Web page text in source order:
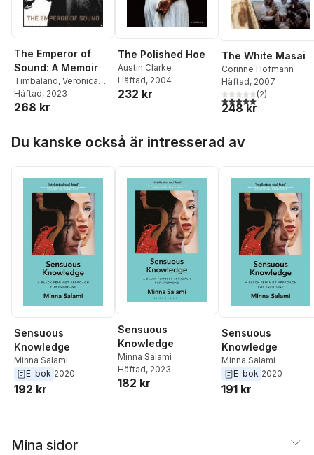
The Emperor of
Sound: A Memoir
Timbaland, Veronica
Chambers
Häftad, 2023
268 kr
The Polished Hoe
Austin Clarke
Häftad, 2004
232 kr
The White Masai
Corinne Hofmann
Häftad, 2007
5,0utav 5 stjärnor.
(2)
248 kr
Du kanske också är intresserad av
Sensuous
Knowledge
Minna Salami
E-bok 2020
192 kr
Sensuous
Knowledge
Minna Salami
Häftad, 2023
182 kr
Sensuous
Knowledge
Minna Salami
E-bok 2020
191 kr
Mina sidor